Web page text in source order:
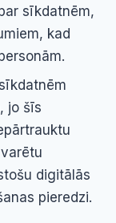
sīkdatnēm,
kad
jo šīs
digitālās
pieredzi.